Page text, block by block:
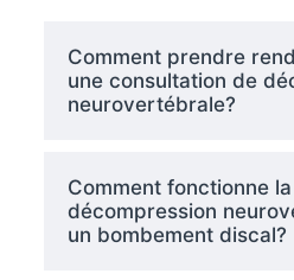
Comment prendre
une consultation de
neurovertébrale?
Comment fonctionne la
décompression
un bombement discal?